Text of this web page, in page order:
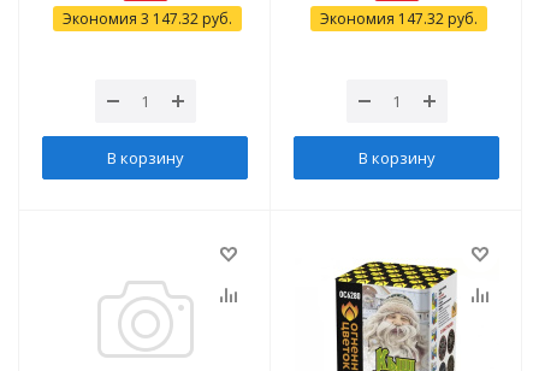
Экономия 3 147.32руб.
В корзину
Экономия 147.32руб.
В корзину